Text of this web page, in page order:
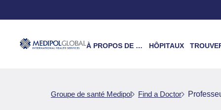
À PROPOS DE NOUS HÔPITAUX TROUVER UN
Groupe de santé Medipol Find a Doctor